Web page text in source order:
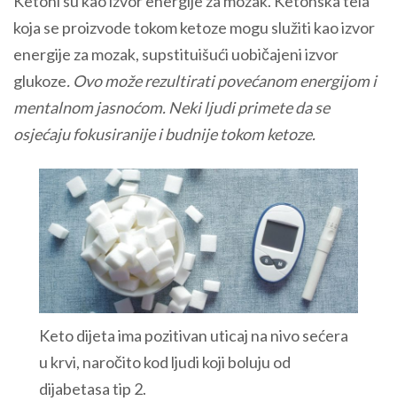
koja se proizvode tokom ketoze mogu služiti kao izvor
energije za mozak, supstituišući uobičajeni izvor
glukoze. Ovo može rezultirati povećanom energijom i
mentalnom jasnoćom. Neki ljudi primete da se
osjećaju fokusiranije i budnije tokom ketoze.
Keto dijeta ima pozitivan uticaj na nivo sećera
u krvi, naročito kod ljudi koji boluju od
dijabetasa tip 2.